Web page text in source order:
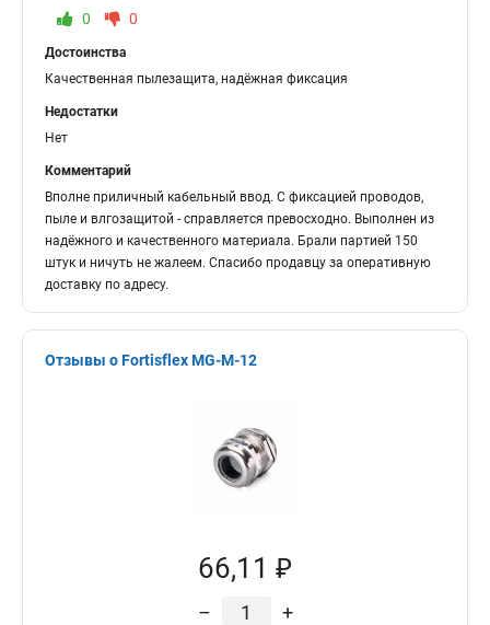
0 0
Достоинства
Качественная пылезащита, надёжная фиксация
Недостатки
Нет
Комментарий
Вполне приличный кабельный ввод. С фиксацией проводов,
пыле и влгозащитой - справляется превосходно. Выполнен из
надёжного и качественного материала. Брали партией 150
штук и ничуть не жалеем. Спасибо продавцу за оперативную
доставку по адресу.
Отзывы о Fortisflex MG-M-12
66,11 ₽
– +